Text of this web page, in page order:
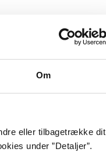
Om
eller tilbagetrække dit
under ”Detaljer”.